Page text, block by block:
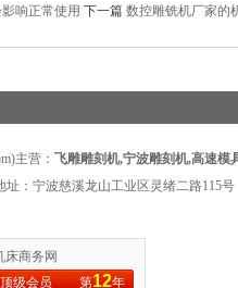
响正常使用 下一篇 数控雕铣机厂家的
主营： 飞雕雕刻机,宁波雕刻机,高速模
址：宁波慈溪龙山工业区灵绪二路115
床商务网
顶级会员
第12年